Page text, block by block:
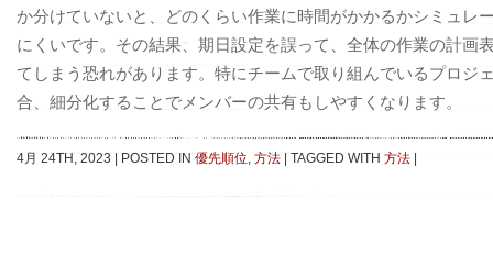
か分けていないと、どのくらい作業に時間がかかるかシミュレ
にくいです。その結果、期日設定を誤って、全体の作業の計画
てしまう恐れがあります。特にチームで取り組んでいるプロジ
合、細分化することでメンバーの共有もしやすくなります。
4月 24TH, 2023 POSTED IN 優先順位, 方法 TAGGED WITH 方法